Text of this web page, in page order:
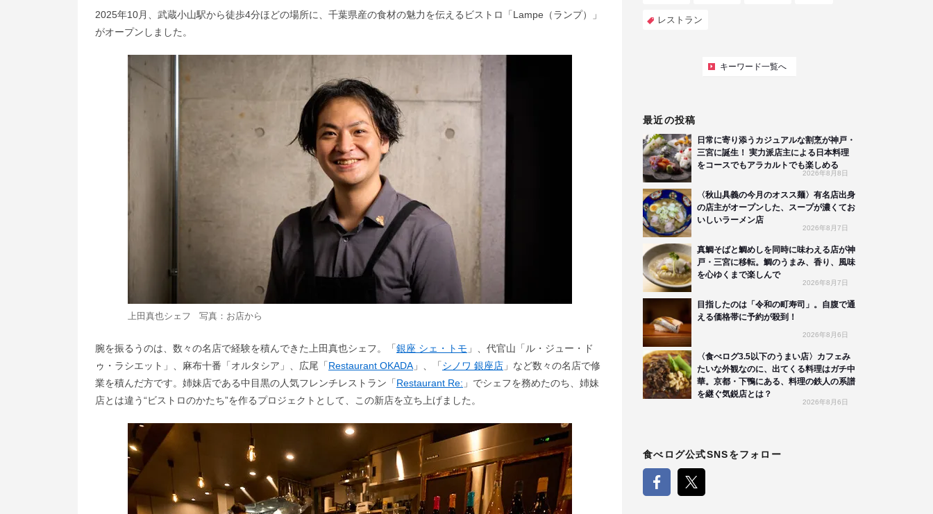
2025年10月、武蔵小山駅から徒歩4分ほどの場所に、千葉県産の食材の魅力を伝えるビストロ「Lampe（ランプ）」
がオープンしました。
上田真也シェフ 写真：お店から
腕を振るうのは、数々の名店で経験を積んできた上田真也シェフ。「銀座 シェ・トモ 」、代官山「ル・ジュー・ド
ゥ・ラシエット」、麻布十番「オルタシア」、広尾「Restaurant OKADA」、「シノワ 銀座店 」など数々の名店で修
業を積んだ方です。姉妹店である中目黒の人気フレンチレストラン「Restaurant Re: 」でシェフを務めたのち、姉妹
店とは違う“ビストロのかたち”を作るプロジェクトとして、この新店を立ち上げました。
レストラン
キーワード一覧へ
最近の投稿
日常に寄り添うカジュアルな割烹が神戸・
三宮に誕生！ 実力派店主による日本料理
をコースでもアラカルトでも楽しめる
2026年8月8日
〈秋山具義の今月のオスス麺〉有名店出身
の店主がオープンした、スープが濃くてお
いしいラーメン店
2026年8月7日
真鯛そばと鯛めしを同時に味わえる店が神
戸・三宮に移転。鯛のうまみ、香り、風味
を心ゆくまで楽しんで
2026年8月7日
目指したのは「令和の町寿司」。自腹で通
える価格帯に予約が殺到！
2026年8月6日
〈食べログ3.5以下のうまい店〉カフェみ
たいな外観なのに、出てくる料理はガチ中
華。京都・下鴨にある、料理の鉄人の系譜
を継ぐ気鋭店とは？
2026年8月6日
食べログ公式SNSをフォロー